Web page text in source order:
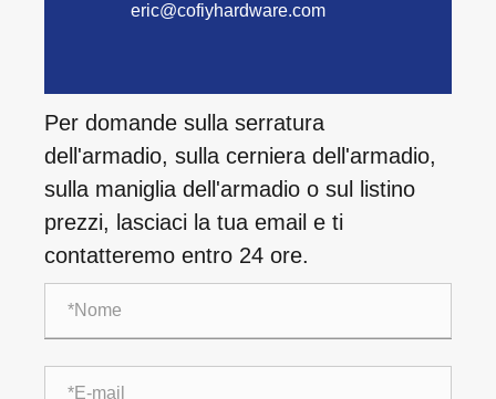
eric@cofiyhardware.com
Per domande sulla serratura
dell'armadio, sulla cerniera dell'armadio,
sulla maniglia dell'armadio o sul listino
prezzi, lasciaci la tua email e ti
contatteremo entro 24 ore.